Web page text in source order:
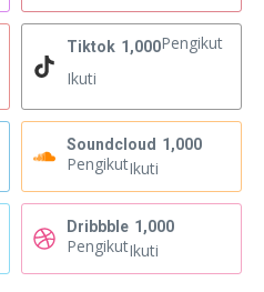
Tiktok 1,000Pengikut
Ikuti
Soundcloud 1,000
PengikutIkuti
Dribbble 1,000
PengikutIkuti